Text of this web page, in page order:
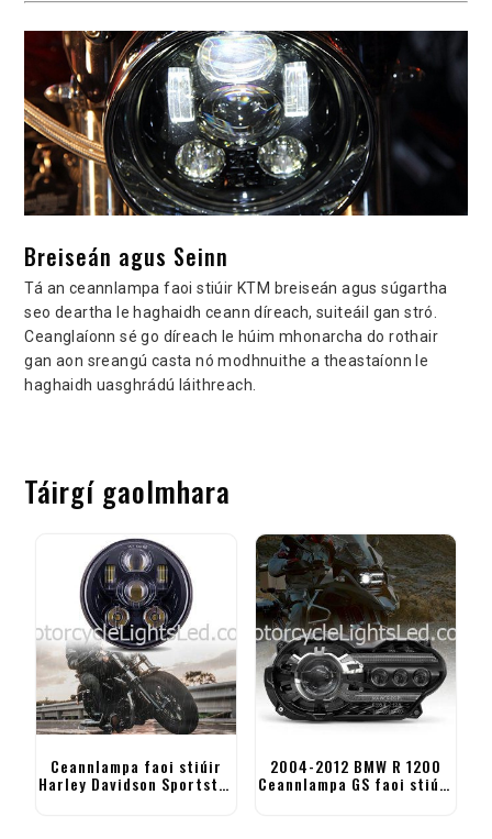
Breiseán agus Seinn
Tá an ceannlampa faoi stiúir KTM breiseán agus súgartha
seo deartha le haghaidh ceann díreach, suiteáil gan stró.
Ceanglaíonn sé go díreach le húim mhonarcha do rothair
gan aon sreangú casta nó modhnuithe a theastaíonn le
haghaidh uasghrádú láithreach.
Táirgí gaolmhara
Ceannlampa faoi stiúir
Harley Davidson Sportster
2004-2012 BMW R 1200
Ceannlampa GS faoi stiúir